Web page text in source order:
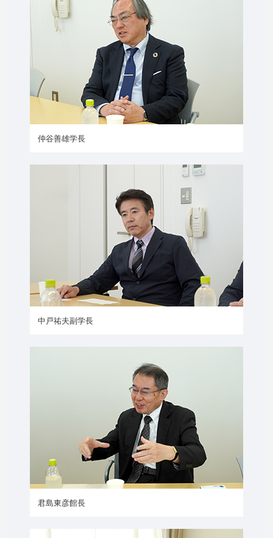
仲谷善雄学長
中戸祐夫副学長
君島東彦館長